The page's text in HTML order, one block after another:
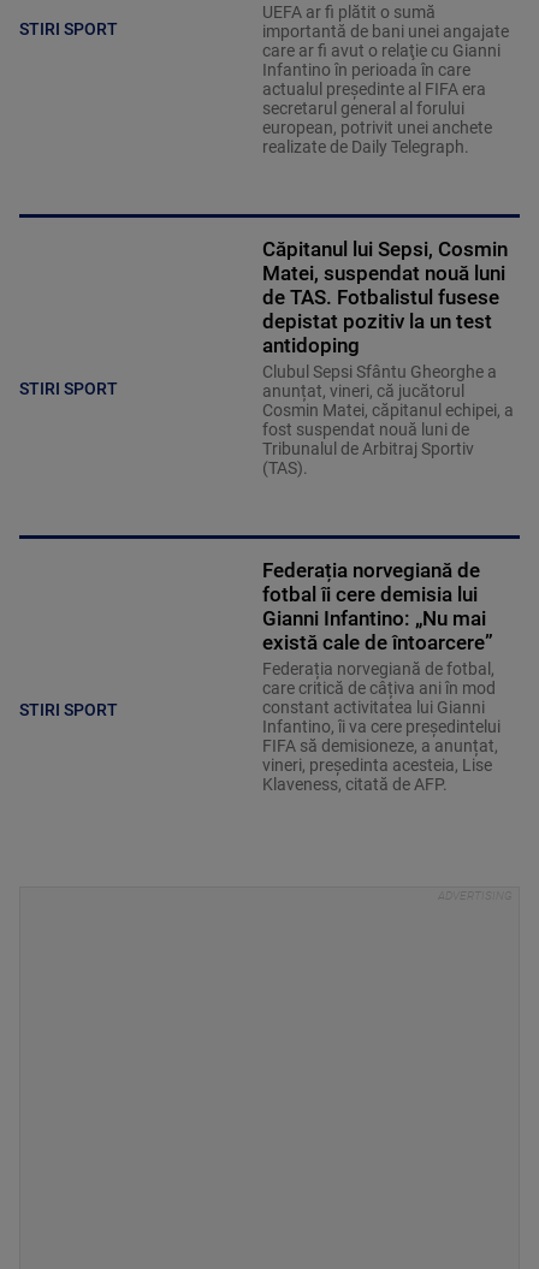
STIRI SPORT
UEFA ar fi plătit o sumă
importantă de bani unei angajate
care ar fi avut o relaţie cu Gianni
Infantino în perioada în care
actualul preşedinte al FIFA era
secretarul general al forului
european, potrivit unei anchete
realizate de Daily Telegraph.
STIRI SPORT
Căpitanul lui Sepsi, Cosmin
Matei, suspendat nouă luni
de TAS. Fotbalistul fusese
depistat pozitiv la un test
antidoping
Clubul Sepsi Sfântu Gheorghe a
anunțat, vineri, că jucătorul
Cosmin Matei, căpitanul echipei, a
fost suspendat nouă luni de
Tribunalul de Arbitraj Sportiv
(TAS).
STIRI SPORT
Federația norvegiană de
fotbal îi cere demisia lui
Gianni Infantino: „Nu mai
există cale de întoarcere”
Federația norvegiană de fotbal,
care critică de câțiva ani în mod
constant activitatea lui Gianni
Infantino, îi va cere președintelui
FIFA să demisioneze, a anunțat,
vineri, președinta acesteia, Lise
Klaveness, citată de AFP.